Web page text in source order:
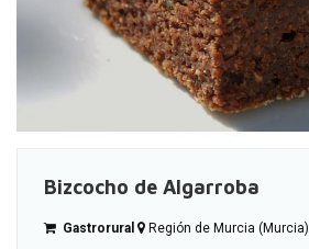
Bizcocho de Algarroba
Gastrorural Región de Murcia (Murcia)